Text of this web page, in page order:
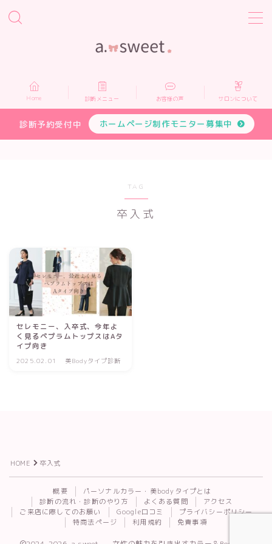
Home
診断メニュー
お申し込み
Home 診断メニュー お客様の声 サロンについて
診断予約受付中 ホームページ制作モニター募集中
TAG
卒入式
セレモニー、入卒式、今年よ
く見るペプラムトップスはAタ
イプ向き
2025.02.01 美Bodyタイプ診断
HOME 卒入式
概要
パーソナルカラー・美bodyタイプとは
診断の流れ・診断のやり方
よくある質問
アクセス
ご来店に際してのお願い
Google口コミ
プライバシーポリシー
特商法ページ
利用規約 免責事項